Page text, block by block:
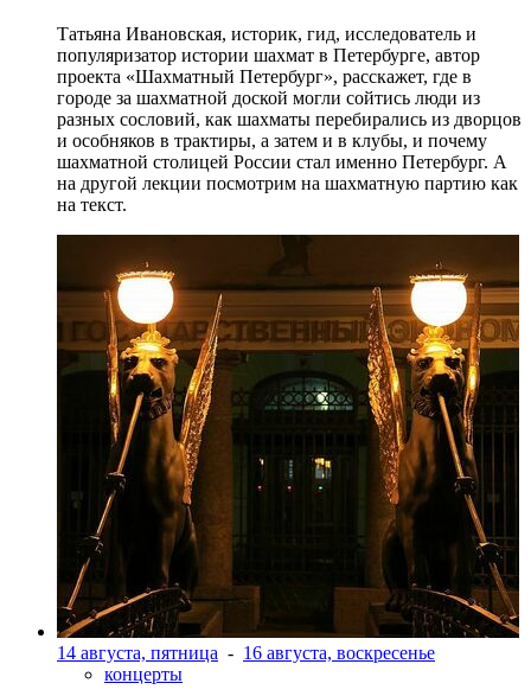
Татьяна Ивановская, историк, гид, исследователь и
популяризатор истории шахмат в Петербурге, автор
проекта «Шахматный Петербург», расскажет, где в
городе за шахматной доской могли сойтись люди из
разных сословий, как шахматы перебирались из дворцов
и особняков в трактиры, а затем и в клубы, и почему
шахматной столицей России стал именно Петербург. А
на другой лекции посмотрим на шахматную партию как
на текст.
14 августа, пятница - 16 августа, воскресенье
концерты